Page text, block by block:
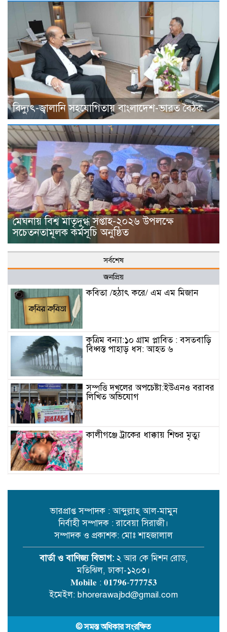
বিদ্যুৎ-জ্বালানি সহযোগিতায় বাংলাদেশ-ভারত বৈঠক
মেঘনায় বিশ্ব মাতৃদুগ্ধ সপ্তাহ-২০২৬ উপলক্ষে
সচেতনতামূলক কর্মসূচি অনুষ্ঠিত
সর্বশেষ
জনপ্রিয়
কবিতা /হঠাৎ করে/ এম এম মিজান
কৃত্রিম বন্যা:১০ গ্রাম প্লাবিত : বসতবাড়ি
বিধ্বস্ত পাহাড় ধস: আহত ৬
সম্পত্তি দখলের অপচেষ্টা:ইউএনও বরাবর
লিখিত অভিযোগ
কালীগঞ্জে ট্রাকের ধাক্কায় শিশুর মৃত্যু
ভারত বৈঠক
মেঘনায় বিশ্ব মাতৃদুগ্ধ সপ্তাহ-২০২৬
উপলক্ষে সচেতনতামূলক কর্মসূচি অনুষ্ঠিত
আইএবিডির সঙ্গে ভারতীয় হাই
কমিশনারের মতবিনিময়
ভারপ্রাপ্ত সম্পাদক : আব্দুল্লাহ্ আল-মামুন
নির্বাহী সম্পাদক : রাবেয়া সিরাজী।
সম্পাদক ও প্রকাশক: মোঃ শাহজালাল
বার্তা ও বাণিজ্য বিভাগ: ২ আর কে মিশন রোড,
মতিঝিল, ঢাকা-১২০৩।
𝐌𝐨𝐛𝐢𝐥𝐞 : 𝟎𝟏𝟕𝟗𝟔-𝟕𝟕𝟕𝟕𝟓𝟑
ইমেইল: bhorerawajbd@gmail.com
© সমস্ত অধিকার সংরক্ষিত